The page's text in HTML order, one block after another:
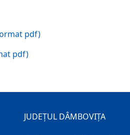
pdf)
pdf)
JUDEȚUL DÂMBOVIȚA